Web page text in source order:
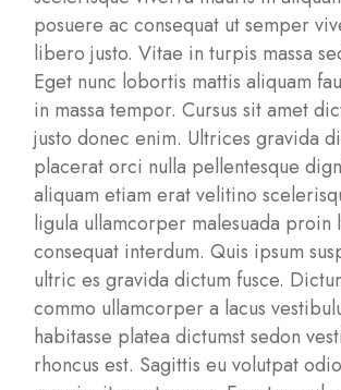
posuere ac consequat ut semper
libero justo. Vitae in turpis massa
Eget nunc lobortis mattis aliquam
in massa tempor. Cursus sit amet
justo donec enim. Ultrices gravida
placerat orci nulla pellentesque
aliquam etiam erat velitino
ligula ullamcorper malesuada proin
consequat interdum. Quis ipsum
ultric es gravida dictum fusce.
commo ullamcorper a lacus
habitasse platea dictumst sedon
rhoncus est. Sagittis eu volutpat